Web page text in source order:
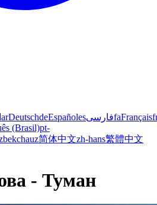
arDeutschdeEspañolesفارسیfaFrançais
(Brasil)pt-
uz简体中文zh-hans繁體中文
- Туман